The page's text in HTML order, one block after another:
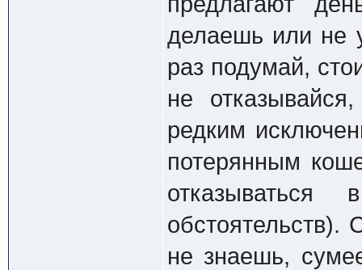
делаешь или не
раз подумай,
не
редким
потерянным
обстоятельств).
не знаешь,